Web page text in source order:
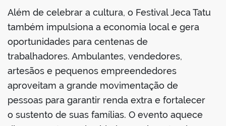
Além de celebrar a cultura, o Festival Jeca Tatu
também impulsiona a economia local e gera
oportunidades para centenas de
trabalhadores. Ambulantes, vendedores,
artesãos e pequenos empreendedores
aproveitam a grande movimentação de
pessoas para garantir renda extra e fortalecer
o sustento de suas famílias. O evento aquece